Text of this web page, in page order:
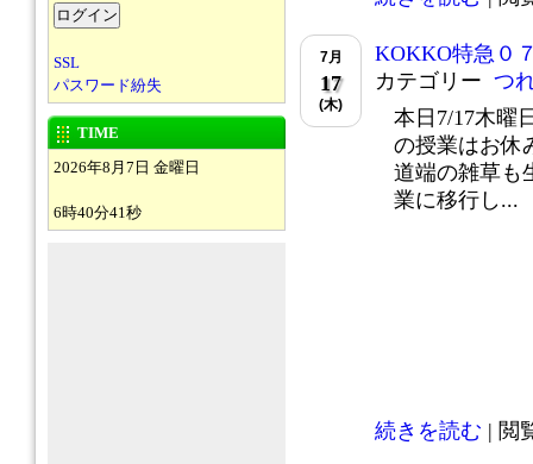
SSL
パスワード紛失
TIME
2026年8月7日 金曜日
6時40分41秒
7月
17
(木)
KOKKO特急０
カテゴリー つ
本日7/17木曜
の授業はお休
道端の雑草も
業に移行し...
続きを読む | 閲